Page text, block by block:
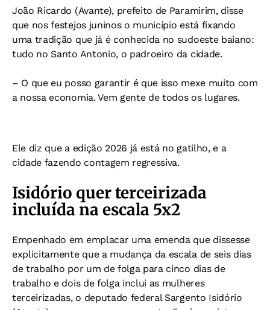
João Ricardo (Avante), prefeito de Paramirim, disse
que nos festejos juninos o município está fixando
uma tradição que já é conhecida no sudoeste baiano:
tudo no Santo Antonio, o padroeiro da cidade.
– O que eu posso garantir é que isso mexe muito com
a nossa economia. Vem gente de todos os lugares.
Ele diz que a edição 2026 já está no gatilho, e a
cidade fazendo contagem regressiva.
Isidório quer terceirizada
incluída na escala 5x2
Empenhado em emplacar uma emenda que dissesse
explicitamente que a mudança da escala de seis dias
de trabalho por um de folga para cinco dias de
trabalho e dois de folga inclui as mulheres
terceirizadas, o deputado federal Sargento Isidório